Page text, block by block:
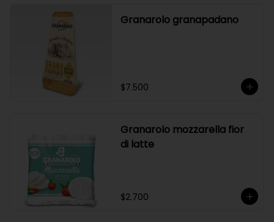
Granarolo granapadano
$7.500
Granarolo mozzarella fior
di latte
$2.700